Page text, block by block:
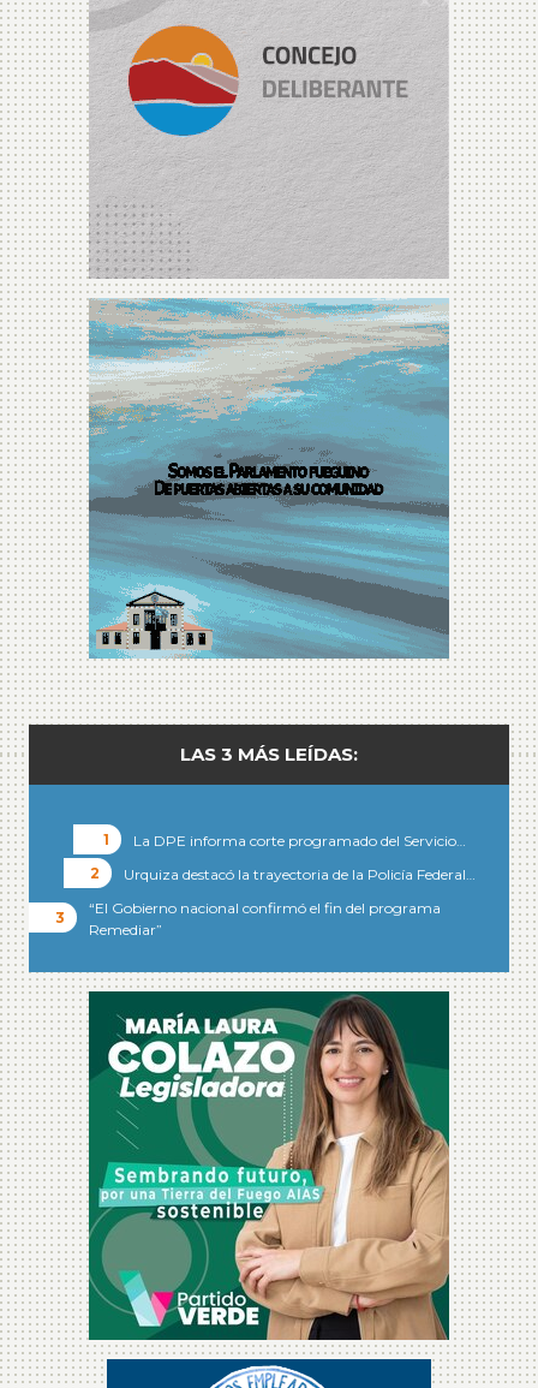
LAS 3 MÁS LEÍDAS:
La DPE informa corte programado del Servicio…
Urquiza destacó la trayectoria de la Policía Federal…
“El Gobierno nacional confirmó el fin del programa
Remediar”